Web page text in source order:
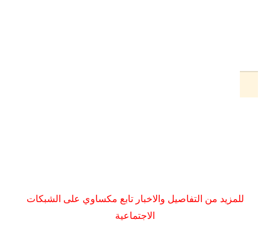
للمزيد من التفاصيل والاخبار تابع مكساوي على الشبكات
الاجتماعية